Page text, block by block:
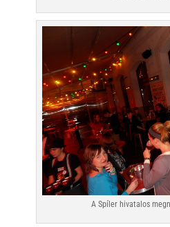
A Spíler hivatalos